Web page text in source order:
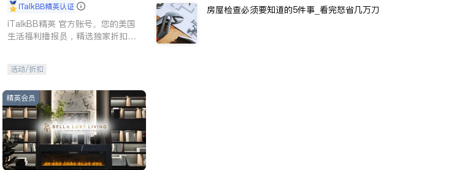
iTalkBB精英认证
iTalkBB精英 官方账号。您的美国
生活福利播报员，精选独家折扣、
活动/折扣
精英会员
房屋检查必须要知道的5件事_看完怒省几万刀